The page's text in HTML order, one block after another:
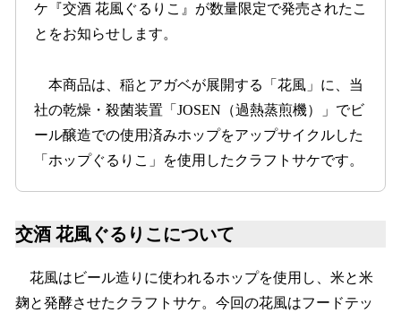
ケ『交酒 花風ぐるりこ』が数量限定で発売されたこ
とをお知らせします。
本商品は、稲とアガベが展開する「花風」に、当
社の乾燥・殺菌装置「JOSEN（過熱蒸煎機）」でビ
ール醸造での使用済みホップをアップサイクルした
「ホップぐるりこ」を使用したクラフトサケです。
交酒 花風ぐるりこについて
花風はビール造りに使われるホップを使用し、米と米
麹と発酵させたクラフトサケ。今回の花風はフードテッ